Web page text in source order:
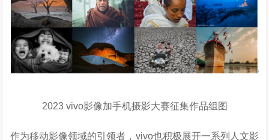
2023 vivo影像加手机摄影大赛征集作品组图
作为移动影像领域的引领者，vivo也积极展开一系列人文影